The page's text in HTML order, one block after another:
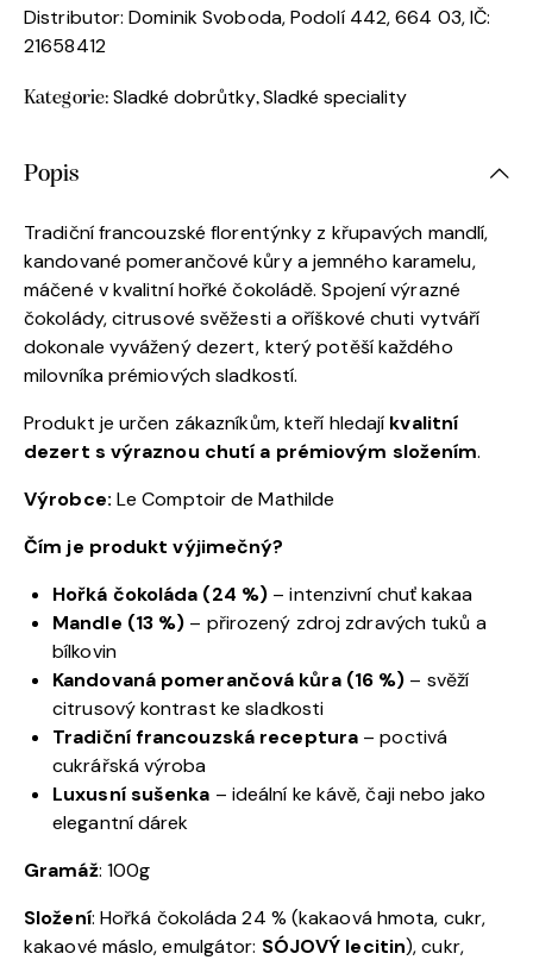
Distributor: Dominik Svoboda, Podolí 442, 664 03, IČ:
21658412
Kategorie:Sladké dobrůtky,Sladké speciality
Popis
Tradiční francouzské florentýnky z křupavých mandlí,
kandované pomerančové kůry a jemného karamelu,
máčené v kvalitní hořké čokoládě. Spojení výrazné
čokolády, citrusové svěžesti a oříškové chuti vytváří
dokonale vyvážený dezert, který potěší každého
milovníka prémiových sladkostí.
Produkt je určen zákazníkům, kteří hledají kvalitní
dezert s výraznou chutí a prémiovým složením.
Výrobce: Le Comptoir de Mathilde
Čím je produkt výjimečný?
Hořká čokoláda (24 %) – intenzivní chuť kakaa
Mandle (13 %) – přirozený zdroj zdravých tuků a
bílkovin
Kandovaná pomerančová kůra (16 %) – svěží
citrusový kontrast ke sladkosti
Tradiční francouzská receptura – poctivá
cukrářská výroba
Luxusní sušenka – ideální ke kávě, čaji nebo jako
elegantní dárek
Gramáž: 100g
Složení: Hořká čokoláda 24 % (kakaová hmota, cukr,
kakaové máslo, emulgátor: SÓJOVÝ lecitin), cukr,